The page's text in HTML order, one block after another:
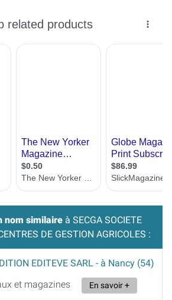
nom similaire à SECGA SOCIETE
DE GESTION AGRICOLES :
EDITEVE SARL - à Nancy (54)
et magazines
En savoir +